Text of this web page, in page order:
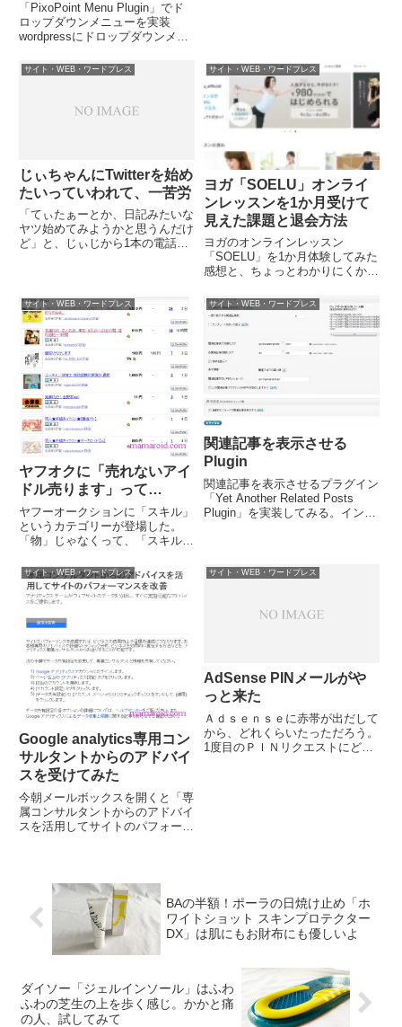
「PixoPoint Menu Plugin」でド
ロップダウンメニューを実装
wordpressにドロップダウンメニ
プラグインは「PixoPoint Menu
Plugin」。実装はいたって簡単。
サイト・WEB・ワードプレス
じぃちゃんにTwitterを始め
たいっていわれて、一苦労
「てぃたぁーとか、日記みたいな
ヤツ始めてみようかと思うんだけ
ど」と、じぃじから1本の電話。
やっておいて、そこにログインさ
せるところから。と、電...
サイト・WEB・ワードプレス
ヨガ「SOELU」オンライ
ンレッスンを1か月受けて
見えた課題と退会方法
ヨガのオンラインレッスン
「SOELU」を1か月体験してみた
感想と、ちょっとわかりにくかっ
ロナ自粛でオンラインレッスンの
乱立コロナ自粛期間は、ZOOMや
インスタ、YouTubeを使ったオン
ラインレッスンを、馴染み...
サイト・WEB・ワードプレス
ヤフオクに「売れないアイ
ドル売ります」って…
ヤフーオークションに「スキル」
というカテゴリーが登場した。
「物」じゃなくって、「スキル」
れているのか見てみるとトップに
「売れないアイドル売ります」っ
てーのが。その他にも「友達代
り代...
サイト・WEB・ワードプレス
関連記事を表示させる
Plugin
関連記事を表示させるプラグイン
「Yet Another Related Posts
Plugin」を実装してみる。インス
っただけで5分もかからず完了。
サイト・WEB・ワードプレス
Google analytics専用コン
サルタントからのアドバイ
スを受けてみた
今朝メールボックスを開くと「専
属コンサルタントからのアドバイ
スを活用してサイトのパフォーマ
楽しみです。
サイト・WEB・ワードプレス
AdSense PINメールがや
っと来た
Ａｄｓｅｎｓｅに赤帯が出だして
から、どれくらいたっただろう。
1度目のＰＩＮリクエストにどう
BAの半額！ポーラの日焼け止め「ホ
ワイトショット スキンプロテクター
DX」は肌にもお財布にも優しいよ
ダイソー「ジェルインソール」はふわ
ふわの芝生の上を歩く感じ。かかと痛
の人、試してみて